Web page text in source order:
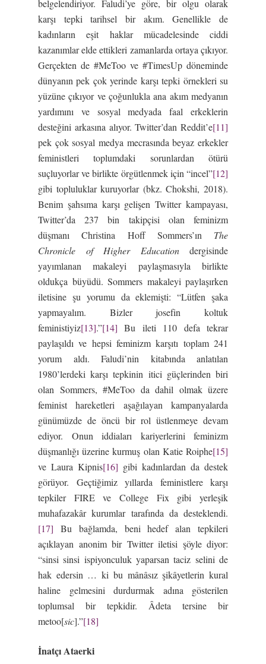
belgelendiriyor. Faludi’ye göre, bir olgu olarak
karşı tepki tarihsel bir akım. Genellikle de
kadınların eşit haklar mücadelesinde ciddi
kazanımlar elde ettikleri zamanlarda ortaya çıkıyor.
Gerçekten de #MeToo ve #TimesUp döneminde
dünyanın pek çok yerinde karşı tepki örnekleri su
yüzüne çıkıyor ve çoğunlukla ana akım medyanın
yardımını ve sosyal medyada faal erkeklerin
desteğini arkasına alıyor. Twitter’dan Reddit’e[11]
pek çok sosyal medya mecrasında beyaz erkekler
feministleri toplumdaki sorunlardan ötürü
suçluyorlar ve birlikte örgütlenmek için “incel”[12]
gibi topluluklar kuruyorlar (bkz. Chokshi, 2018).
Benim şahsıma karşı gelişen Twitter kampayası,
Twitter’da 237 bin takipçisi olan feminizm
düşmanı Christina Hoff Sommers’ın The
Chronicle of Higher Educationdergisinde
yayımlanan makaleyi paylaşmasıyla birlikte
oldukça büyüdü. Sommers makaleyi paylaşırken
iletisine şu yorumu da eklemişti: “Lütfen şaka
yapmayalım. Bizler josefin koltuk
feministiyiz[13].”[14] Bu ileti 110 defa tekrar
paylaşıldı ve hepsi feminizm karşıtı toplam 241
yorum aldı. Faludi’nin kitabında anlatılan
1980’lerdeki karşı tepkinin itici güçlerinden biri
olan Sommers, #MeToo da dahil olmak üzere
feminist hareketleri aşağılayan kampanyalarda
günümüzde de öncü bir rol üstlenmeye devam
ediyor. Onun iddiaları kariyerlerini feminizm
düşmanlığı üzerine kurmuş olan Katie Roiphe[15]
ve Laura Kipnis[16] gibi kadınlardan da destek
görüyor. Geçtiğimiz yıllarda feministlere karşı
tepkiler FIRE ve College Fix gibi yerleşik
muhafazakâr kurumlar tarafında da desteklendi.
[17] Bu bağlamda, beni hedef alan tepkileri
açıklayan anonim bir Twitter iletisi şöyle diyor:
“sinsi sinsi ispiyonculuk yaparsan taciz selini de
hak edersin … ki bu mânâsız şikâyetlerin kural
haline gelmesini durdurmak adına gösterilen
toplumsal bir tepkidir. Âdeta tersine bir
metoo[sic].”[18]
İnatçı Ataerki